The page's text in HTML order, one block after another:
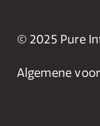
© 2025 Pure
Algemene